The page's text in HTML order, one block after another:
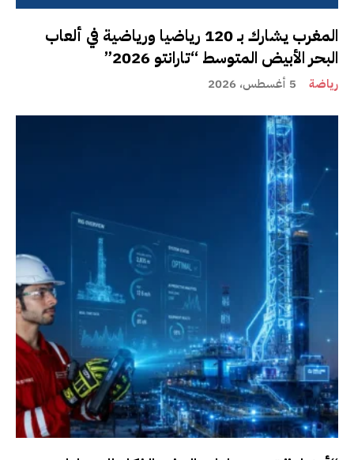
المغرب يشارك بـ 120 رياضيا ورياضية في ألعاب
البحر الأبيض المتوسط “تارانتو 2026”
رياضة 5 أغسطس، 2026